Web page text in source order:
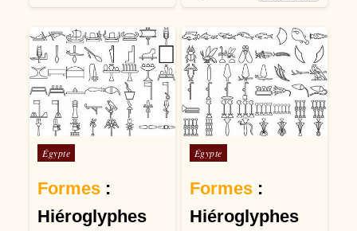
Posté dans
Égypte
Formes :
Hiéroglyphes
Posté dans
Égypte
Formes:
Hiéroglyphes